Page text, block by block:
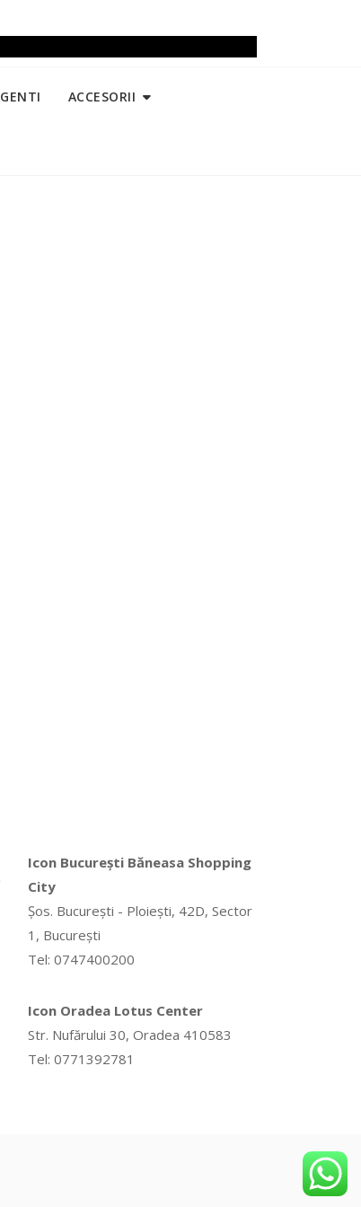
GENTI ACCESORII
Icon București Băneasa Shopping
City
Șos. București - Ploiești, 42D, Sector
1, București
Tel: 0747400200
Icon Oradea Lotus Center
Str. Nufărului 30, Oradea 410583
Tel: 0771392781